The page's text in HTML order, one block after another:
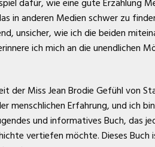
in anderen Medien schwer zu
unsicher, wie ich die beiden
ich mich an die unendlichen
der Miss Jean Brodie Gefühl von
menschlichen Erfahrung, und ich
und informatives Buch, das
vertiefen möchte. Dieses